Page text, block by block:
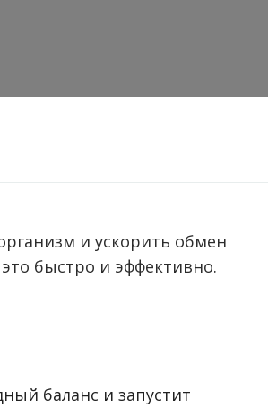
и ускорить обмен
быстро и эффективно.
баланс и запустит